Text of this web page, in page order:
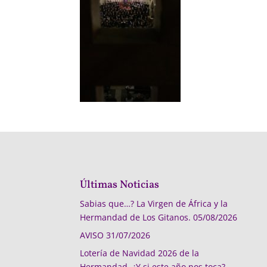
Últimas Noticias
Sabias que…? La Virgen de África y la
Hermandad de Los Gitanos. 05/08/2026
AVISO 31/07/2026
Lotería de Navidad 2026 de la